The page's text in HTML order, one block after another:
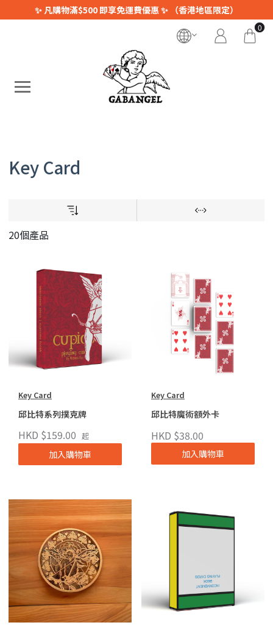
✨ 凡購物滿$500 即享免運費優惠 ✨ （香港地區限定）
0
Key Card
20個產品
Key Card
邱比特系列撲克牌
HKD $159.00 起
加入購物車
Key Card
邱比特魔術額外卡
HKD $38.00
加入購物車